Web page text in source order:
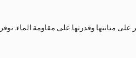
متانتها وقدرتها على مقاومة الماء.